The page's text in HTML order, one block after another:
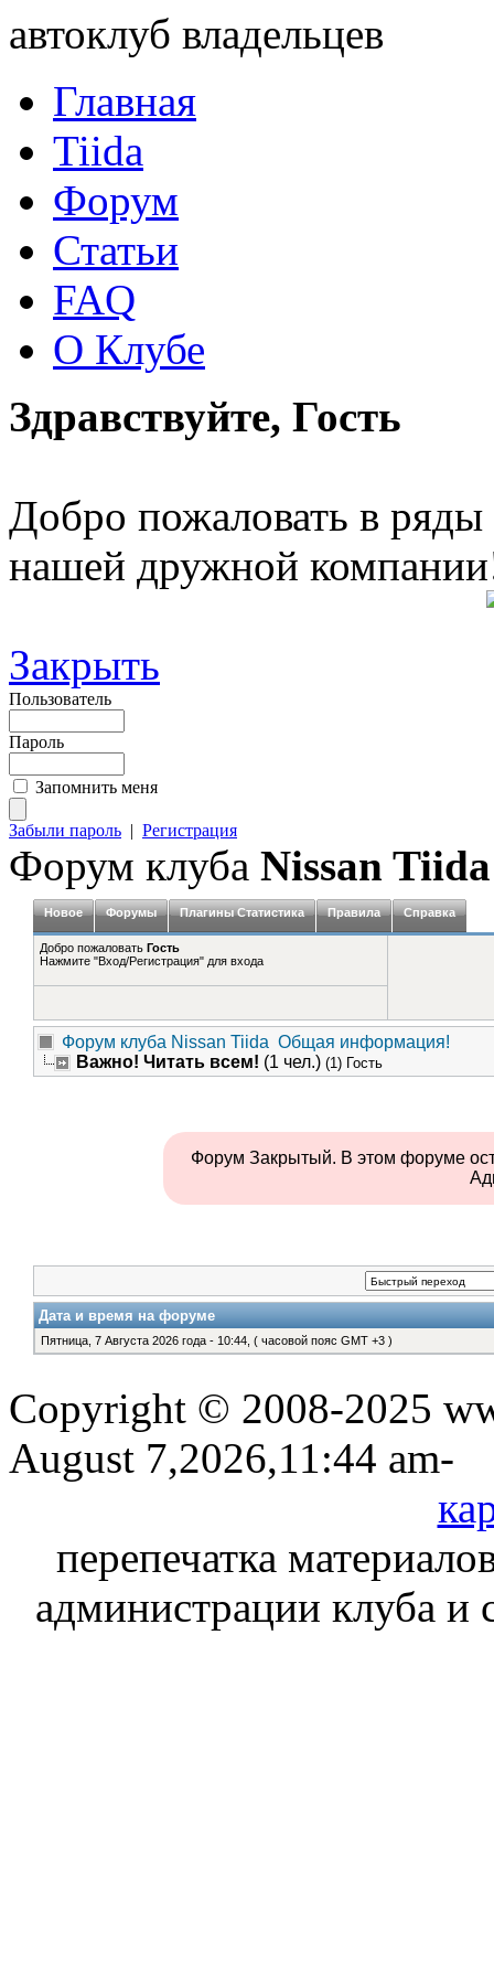
автоклуб владельцев
Главная
Tiida
Форум
Статьи
FAQ
О Клубе
Здравствуйте, Гость
Добро пожаловать в ряды
нашей дружной
Закрыть
Пользователь
Пароль
Запомнить меня
Забыли пароль | Регистрация
Форум клуба Nissan Tiida
Новое Форумы Плагины Статистика Правила Справка
Добро пожаловать Гость
Нажмите "Вход/Регистрация" для входа
Форум клуба Nissan Tiida Общая информация!
Важно! Читать всем! (1 чел.) (1) Гость
Форум Закрытый. В этом форуме
Дата и время на форуме
Пятница, 7 Августа 2026 года - 10:44, ( часовой пояс GMT +3 )
Copyright © 2008-2025
August 7,2026,11:44 am-
перепечатка
администрации клуба и